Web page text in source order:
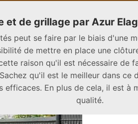
et de grillage par Azur
peut se faire par le biais d'une
de mettre en place une
raison qu'il est nécessaire de
qu'il est le meilleur dans
efficaces. En plus de cela, il est à
qualité.